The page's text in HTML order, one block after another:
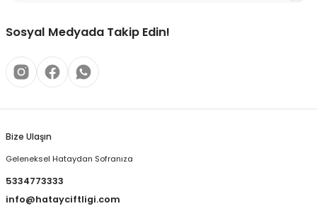
Sosyal Medyada Takip Edin!
Bize Ulaşın
Geleneksel Hataydan Sofranıza
5334773333
info@hatayciftligi.com